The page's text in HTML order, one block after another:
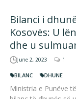
Bilanci i
Kosovës: U
dhe u
June 2, 2023 1
BILANC DHUNE
Ministria e Punëve